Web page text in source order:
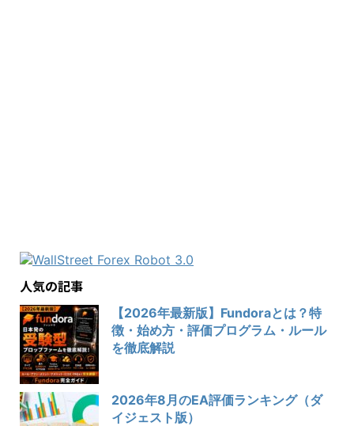
人気の記事
【2026年最新版】Fundoraとは？特
徴・始め方・評価プログラム・ルール
を徹底解説
2026年8月のEA評価ランキング（ダ
イジェスト版）